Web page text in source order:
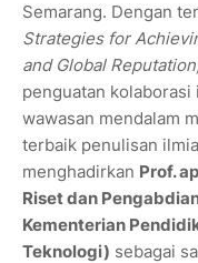
Semarang. Dengan
Strategies for
and Global
penguatan
wawasan mendalam
terbaik penulisan
menghadirkan Prof.
Riset dan
Kementerian
Teknologi) sebagai